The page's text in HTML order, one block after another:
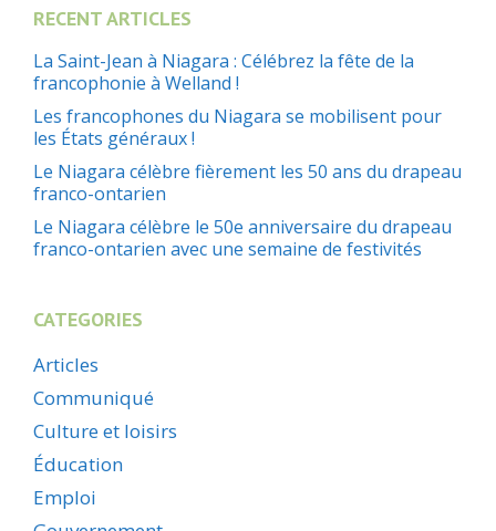
RECENT ARTICLES
La Saint-Jean à Niagara : Célébrez la fête de la
francophonie à Welland !
Les francophones du Niagara se mobilisent pour
les États généraux !
Le Niagara célèbre fièrement les 50 ans du drapeau
franco-ontarien
Le Niagara célèbre le 50e anniversaire du drapeau
franco-ontarien avec une semaine de festivités
CATEGORIES
Articles
Communiqué
Culture et loisirs
Éducation
Emploi